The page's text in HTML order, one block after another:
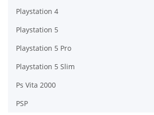
Playstation 4
Playstation 5
Playstation 5 Pro
Playstation 5 Slim
Ps Vita 2000
PSP